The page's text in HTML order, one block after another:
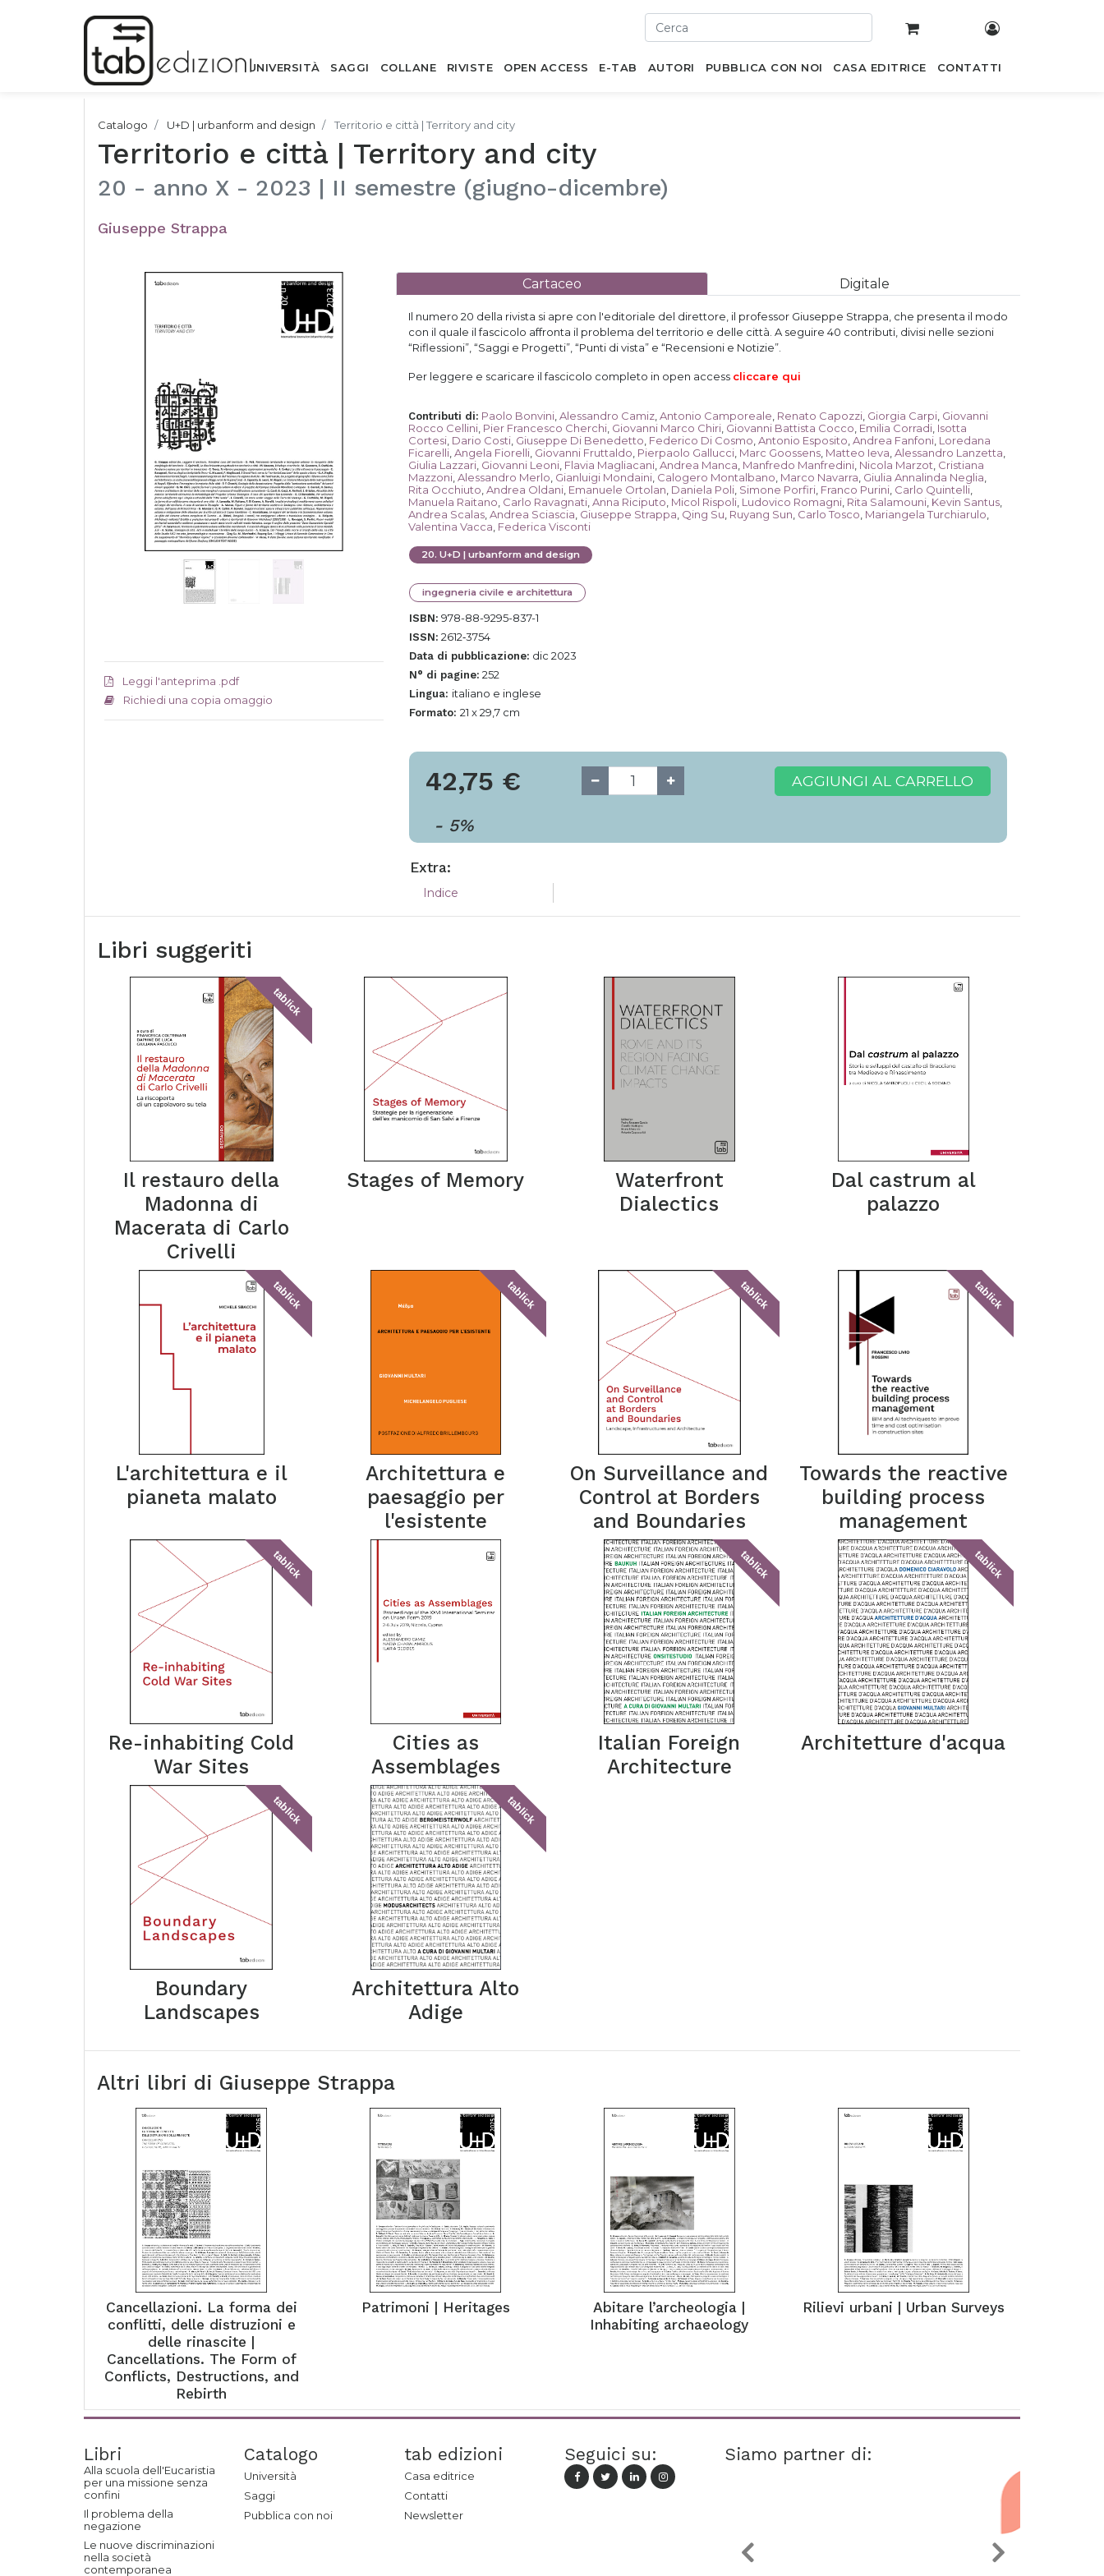
UNIVERSITÀ SAGGI COLLANE RIVISTE OPEN ACCESS E-TAB AUTORI PUBBLICA CON NOI CASA EDITRICE CONTATTI
Catalogo U+D | urbanform and design Territorio e città | Territory and city
Territorio e città | Territory and city
20 - anno X - 2023 | II semestre (giugno-dicembre)
Giuseppe Strappa
Leggi l'anteprima .pdf
Richiedi una copia omaggio
Cartaceo Digitale
Il numero 20 della rivista si apre con l'editoriale del direttore, il professor Giuseppe Strappa, che presenta il modo
con il quale il fascicolo affronta il problema del territorio e delle città. A seguire 40 contributi, divisi nelle sezioni
“Riflessioni”, “Saggi e Progetti”, “Punti di vista” e “Recensioni e Notizie”.
Per leggere e scaricare il fascicolo completo in open access cliccare qui
Contributi di: Paolo Bonvini Alessandro Camiz Antonio Camporeale Renato Capozzi Giorgia Carpi Giovanni
Rocco Cellini Pier Francesco Cherchi Giovanni Marco Chiri Giovanni Battista Cocco Emilia Corradi Isotta
Cortesi Dario Costi Giuseppe Di Benedetto Federico Di Cosmo Antonio Esposito Andrea Fanfoni Loredana
Ficarelli Angela Fiorelli Giovanni Fruttaldo Pierpaolo Gallucci Marc Goossens Matteo Ieva Alessandro Lanzetta
Giulia Lazzari Giovanni Leoni Flavia Magliacani Andrea Manca Manfredo Manfredini Nicola Marzot Cristiana
Mazzoni Alessandro Merlo Gianluigi Mondaini Calogero Montalbano Marco Navarra Giulia Annalinda Neglia
Rita Occhiuto Andrea Oldani Emanuele Ortolan Daniela Poli Simone Porfiri Franco Purini Carlo Quintelli
Manuela Raitano Carlo Ravagnati Anna Riciputo Micol Rispoli Ludovico Romagni Rita Salamouni Kevin Santus
Andrea Scalas Andrea Sciascia Giuseppe Strappa Qing Su Ruyang Sun Carlo Tosco Mariangela Turchiarulo
Valentina Vacca Federica Visconti
20. U+D | urbanform and design
ingegneria civile e architettura
ISBN: 978-88-9295-837-1
ISSN: 2612‐3754
Data di pubblicazione: dic 2023
N° di pagine: 252
Lingua: italiano e inglese
Formato: 21 x 29,7 cm
42,75 €
- 5%
AGGIUNGI AL CARRELLO
Extra:
Indice
Libri suggeriti
tablick
Il restauro della
Madonna di
Macerata di Carlo
Crivelli
Stages of Memory
Waterfront
Dialectics
Dal castrum al
palazzo
tablick
L'architettura e il
pianeta malato
tablick
Architettura e
paesaggio per
l'esistente
tablick
On Surveillance and
Control at Borders
and Boundaries
tablick
Towards the reactive
building process
management
tablick
Re-inhabiting Cold
War Sites
Cities as
Assemblages
tablick
Italian Foreign
Architecture
tablick
Architetture d'acqua
tablick
Boundary
Landscapes
tablick
Architettura Alto
Adige
Altri libri di Giuseppe Strappa
Cancellazioni. La forma dei
conflitti, delle distruzioni e
delle rinascite |
Cancellations. The Form of
Conflicts, Destructions, and
Rebirth
Patrimoni | Heritages
Abitare l’archeologia |
Inhabiting archaeology
Rilievi urbani | Urban Surveys
Libri
Alla scuola dell'Eucaristia
per una missione senza
confini
Il problema della
negazione
Le nuove discriminazioni
nella società
contemporanea
Catalogo
Università
Saggi
Pubblica con noi
tab edizioni
Casa editrice
Contatti
Newsletter
Seguici su: Siamo partner di: